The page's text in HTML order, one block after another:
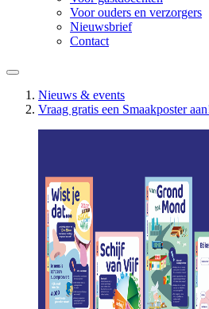
Voor ouders en verzorgers
Nieuwsbrief
Contact
Nieuws & events
Vraag gratis een Smaakposter